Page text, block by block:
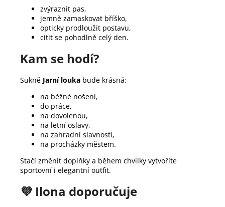
zvýraznit pas,
jemně zamaskovat bříško,
opticky prodloužit postavu,
cítit se pohodlně celý den.
Kam se hodí?
Sukně Jarní louka bude krásná:
na běžné nošení,
do práce,
na dovolenou,
na letní oslavy,
na zahradní slavnosti,
na procházky městem.
Stačí změnit doplňky a během chvilky vytvoříte
sportovní i elegantní outfit.
💜 Ilona doporučuje